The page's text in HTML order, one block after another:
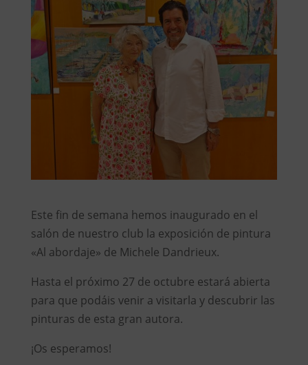
Este fin de semana hemos inaugurado en el
salón de nuestro club la exposición de pintura
«Al abordaje» de Michele Dandrieux.
Hasta el próximo 27 de octubre estará abierta
para que podáis venir a visitarla y descubrir las
pinturas de esta gran autora.
¡Os esperamos!